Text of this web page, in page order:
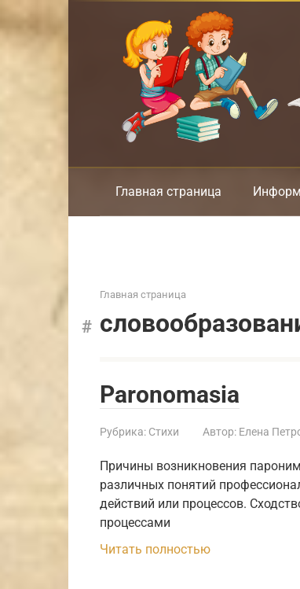
к
Главная страница
Главная страница
Paronomasia
Рубрика: Стихи Автор: Елена
Причины возникновения
различных понятий
действий или процессов.
процессами
Читать полностью